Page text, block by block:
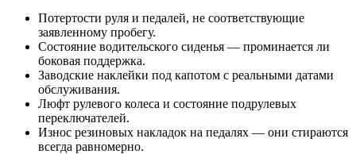
Потертости руля и педалей, не соответствующие
заявленному пробегу.
Состояние водительского сиденья — проминается ли
боковая поддержка.
Заводские наклейки под капотом с реальными датами
обслуживания.
Люфт рулевого колеса и состояние подрулевых
переключателей.
Износ резиновых накладок на педалях — они стираются
всегда равномерно.